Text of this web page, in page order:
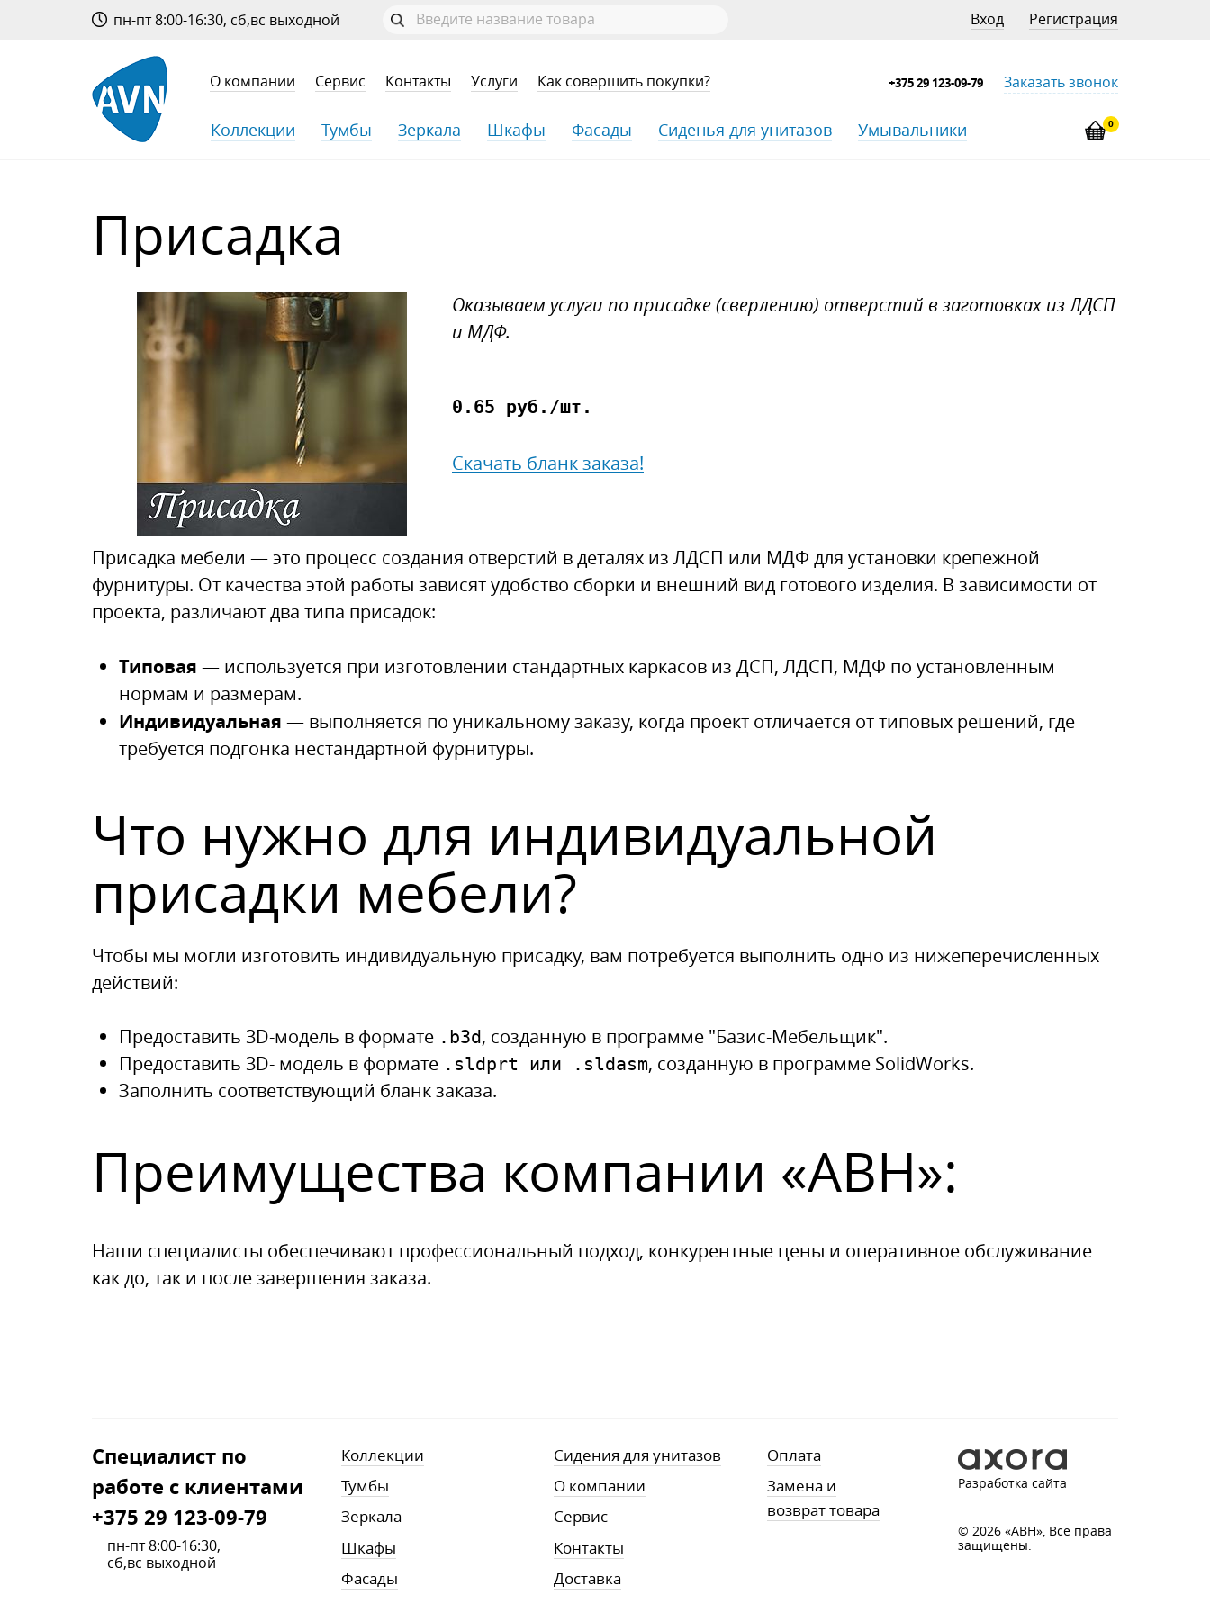
О компании Сервис Контакты Услуги Как совершить покупки? +375 29 123-09-79 Заказать звонок
пн-пт 8:00-16:30, сб,вс выходной Вход Регистрация
0
Коллекции Тумбы Зеркала Шкафы Фасады Сиденья для унитазов Умывальники
Присадка
Оказываем услуги по присадке (сверлению) отверстий в заготовках из ЛДСП
и МДФ.
0.65 руб./шт.
Cкачать бланк заказа!
Присадка мебели — это процесс создания отверстий в деталях из ЛДСП или МДФ для установки крепежной
фурнитуры. От качества этой работы зависят удобство сборки и внешний вид готового изделия. В зависимости от
проекта, различают два типа присадок:
Типовая — используется при изготовлении стандартных каркасов из ДСП, ЛДСП, МДФ по установленным
нормам и размерам.
Индивидуальная — выполняется по уникальному заказу, когда проект отличается от типовых решений, где
требуется подгонка нестандартной фурнитуры.
Что нужно для индивидуальной
присадки мебели?
Чтобы мы могли изготовить индивидуальную присадку, вам потребуется выполнить одно из нижеперечисленных
действий:
Предоставить 3D-модель в формате .b3d, созданную в программе "Базис-Мебельщик".
Предоставить 3D- модель в формате .sldprt или .sldasm, созданную в программе SolidWorks.
Заполнить соответствующий бланк заказа.
Преимущества компании «АВН»:
Наши специалисты обеспечивают профессиональный подход, конкурентные цены и оперативное обслуживание
как до, так и после завершения заказа.
Cпециалист по
работе с клиентами
+375 29 123-09-79
пн-пт 8:00-16:30,
сб,вс выходной
Коллекции
Тумбы
Зеркала
Шкафы
Фасады
Сидения для унитазов
О компании
Сервис
Контакты
Доставка
Оплата
Замена и
возврат товара
Разработка сайта
© 2026 «АВН», Все права
защищены.